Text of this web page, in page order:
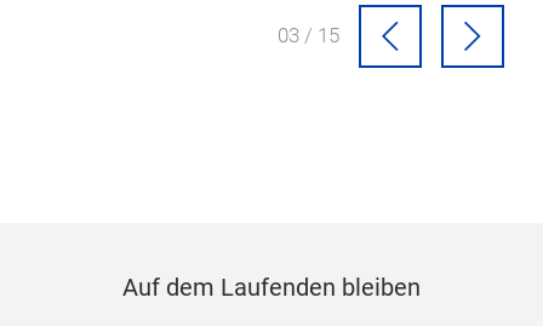
04 / 15
Auf dem Laufenden bleiben